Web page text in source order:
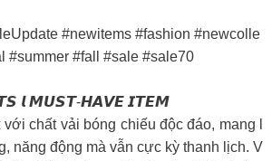
#newitems #fashion #newcolle
#summer #fall #sale #sale70
𝙡 𝙈𝙐𝙎𝙏-𝙃𝘼𝙑𝙀 𝙄𝙏𝙀𝙈
chất vải bóng chiếu độc đáo, mang l
năng động mà vẫn cực kỳ thanh lịch. V